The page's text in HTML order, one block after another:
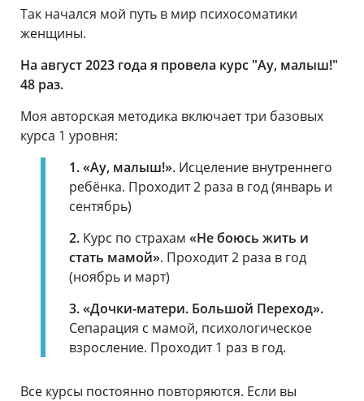
Так начался мой путь в мир психосоматики
женщины.
На август 2023 года я провела курс "Ау, малыш!"
48 раз.
Моя авторская методика включает три базовых
курса 1 уровня:
1. «Ау, малыш!». Исцеление внутреннего
ребёнка. Проходит 2 раза в год (январь и
сентябрь)
2. Курс по страхам «Не боюсь жить и
стать мамой». Проходит 2 раза в год
(ноябрь и март)
3. «Дочки-матери. Большой Переход».
Сепарация с мамой, психологическое
взросление. Проходит 1 раз в год.
Все курсы постоянно повторяются. Если вы